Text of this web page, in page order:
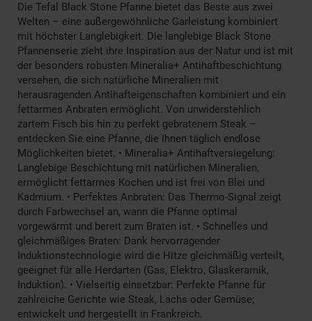
Die Tefal Black Stone Pfanne bietet das Beste aus zwei
Welten – eine außergewöhnliche Garleistung kombiniert
mit höchster Langlebigkeit. Die langlebige Black Stone
Pfannenserie zieht ihre Inspiration aus der Natur und ist mit
der besonders robusten Mineralia+ Antihaftbeschichtung
versehen, die sich natürliche Mineralien mit
herausragenden Antihafteigenschaften kombiniert und ein
fettarmes Anbraten ermöglicht. Von unwiderstehlich
zartem Fisch bis hin zu perfekt gebratenem Steak –
entdecken Sie eine Pfanne, die Ihnen täglich endlose
Möglichkeiten bietet. • Mineralia+ Antihaftversiegelung:
Langlebige Beschichtung mit natürlichen Mineralien,
ermöglicht fettarmes Kochen und ist frei von Blei und
Kadmium. • Perfektes Anbraten: Das Thermo-Signal zeigt
durch Farbwechsel an, wann die Pfanne optimal
vorgewärmt und bereit zum Braten ist. • Schnelles und
gleichmäßiges Braten: Dank hervorragender
Induktionstechnologie wird die Hitze gleichmäßig verteilt,
geeignet für alle Herdarten (Gas, Elektro, Glaskeramik,
Induktion). • Vielseitig einsetzbar: Perfekte Pfanne für
zahlreiche Gerichte wie Steak, Lachs oder Gemüse;
entwickelt und hergestellt in Frankreich.